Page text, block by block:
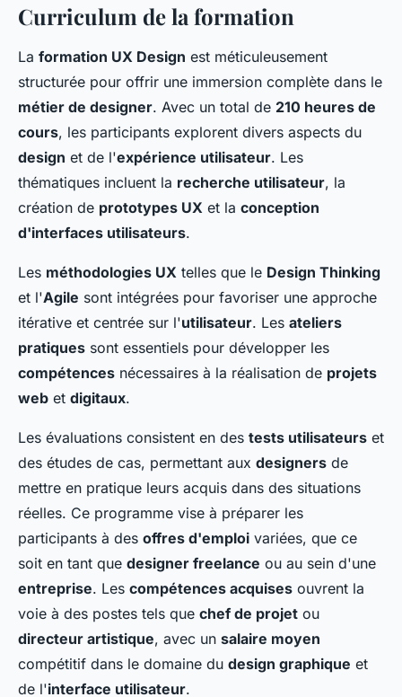
Curriculum de la formation
La formation UX Design est méticuleusement
structurée pour offrir une immersion complète dans le
métier de designer. Avec un total de 210 heures de
cours, les participants explorent divers aspects du
design et de l'expérience utilisateur. Les
thématiques incluent la recherche utilisateur, la
création de prototypes UX et la conception
d'interfaces utilisateurs.
Les méthodologies UX telles que le Design Thinking
et l'Agile sont intégrées pour favoriser une approche
itérative et centrée sur l'utilisateur. Les ateliers
pratiques sont essentiels pour développer les
compétences nécessaires à la réalisation de projets
web et digitaux.
Les évaluations consistent en des tests utilisateurs et
des études de cas, permettant aux designers de
mettre en pratique leurs acquis dans des situations
réelles. Ce programme vise à préparer les
participants à des offres d'emploi variées, que ce
soit en tant que designer freelance ou au sein d'une
entreprise. Les compétences acquises ouvrent la
voie à des postes tels que chef de projet ou
directeur artistique, avec un salaire moyen
compétitif dans le domaine du design graphique et
de l'interface utilisateur.